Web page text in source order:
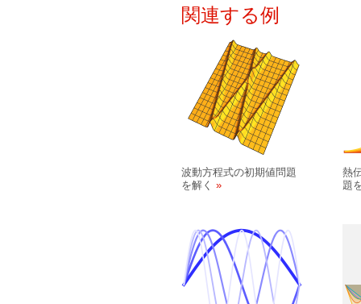
関連する例
波動方程式の初期値問題
を解く
熱
題